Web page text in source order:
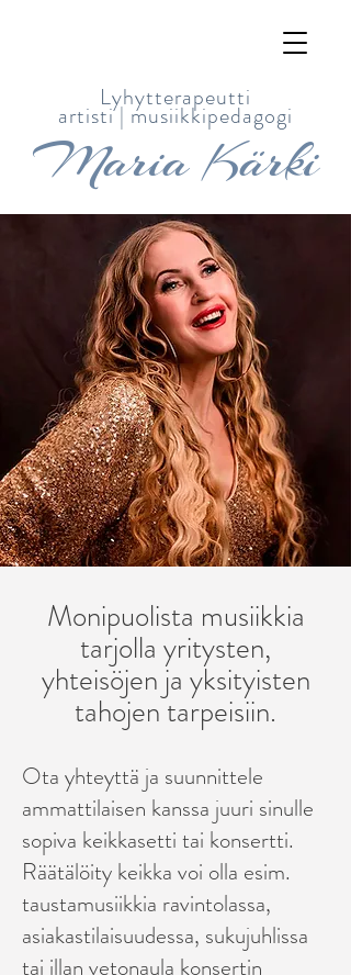
Maria Kärki
Lyhytterapeutti
artisti | musiikkipedagogi
Monipuolista musiikkia
tarjolla yritysten,
yhteisöjen ja yksityisten
tahojen tarpeisiin.
Ota yhteyttä ja suunnittele
ammattilaisen kanssa juuri sinulle
sopiva keikkasetti tai konsertti.
Räätälöity keikka voi olla esim.
taustamusiikkia ravintolassa,
asiakastilaisuudessa, sukujuhlissa
tai illan vetonaula konsertin